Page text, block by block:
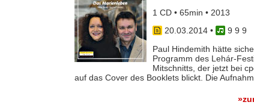
1 CD • 65min • 2013
20.03.2014•
9 9 9
Paul Hindemith hätte
Programm des Lehár-
Mitschnitts, der jetzt bei
auf das Cover des Booklets blickt. Die